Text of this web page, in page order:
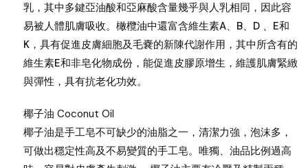
乳，其中多鍵亞油酸和亞麻酸含量幾乎與人乳相同，因此容
易被人體肌膚吸收。橄欖油中還富含維生素A、B、D 、E和
K，具有促進皮膚細胞及毛嚢的新陳代謝作用，其中所含有的
維生素E和非皂化物成份，能促進皮膠原增生，維護肌膚緊緻
與彈性，具有抗老化功效。
椰子油 Coconut Oil
椰子油是手工皂不可缺少的油脂之一，清潔力強，泡沫多，
可做出穩定性高及不易變質的手工皂。唯獨、油品比例過高